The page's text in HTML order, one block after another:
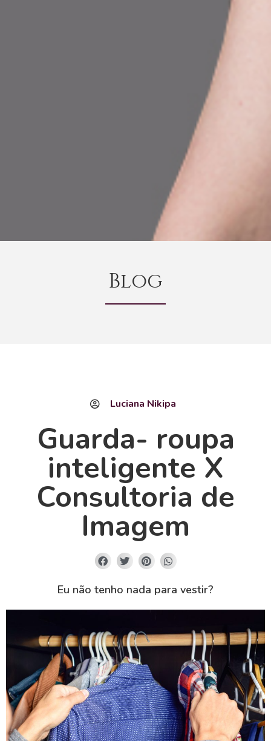
Blog
Luciana Nikipa
Guarda- roupa
inteligente X
Consultoria de
Imagem
Eu não tenho nada para vestir?